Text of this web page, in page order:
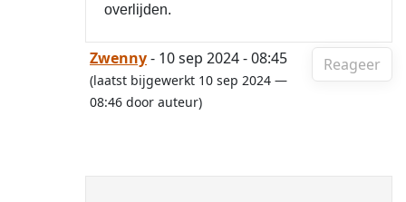
overlijden.
Reageer
Zwenny- 10 sep 2024 - 08:45
(laatst bijgewerkt 10 sep 2024 —
08:46 door auteur)